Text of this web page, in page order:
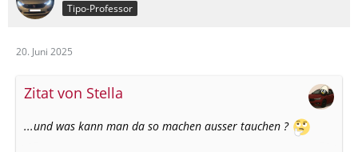
Tipo-Professor
20. Juni 2025
Zitat von Stella
...und was kann man da so machen ausser tauchen ?